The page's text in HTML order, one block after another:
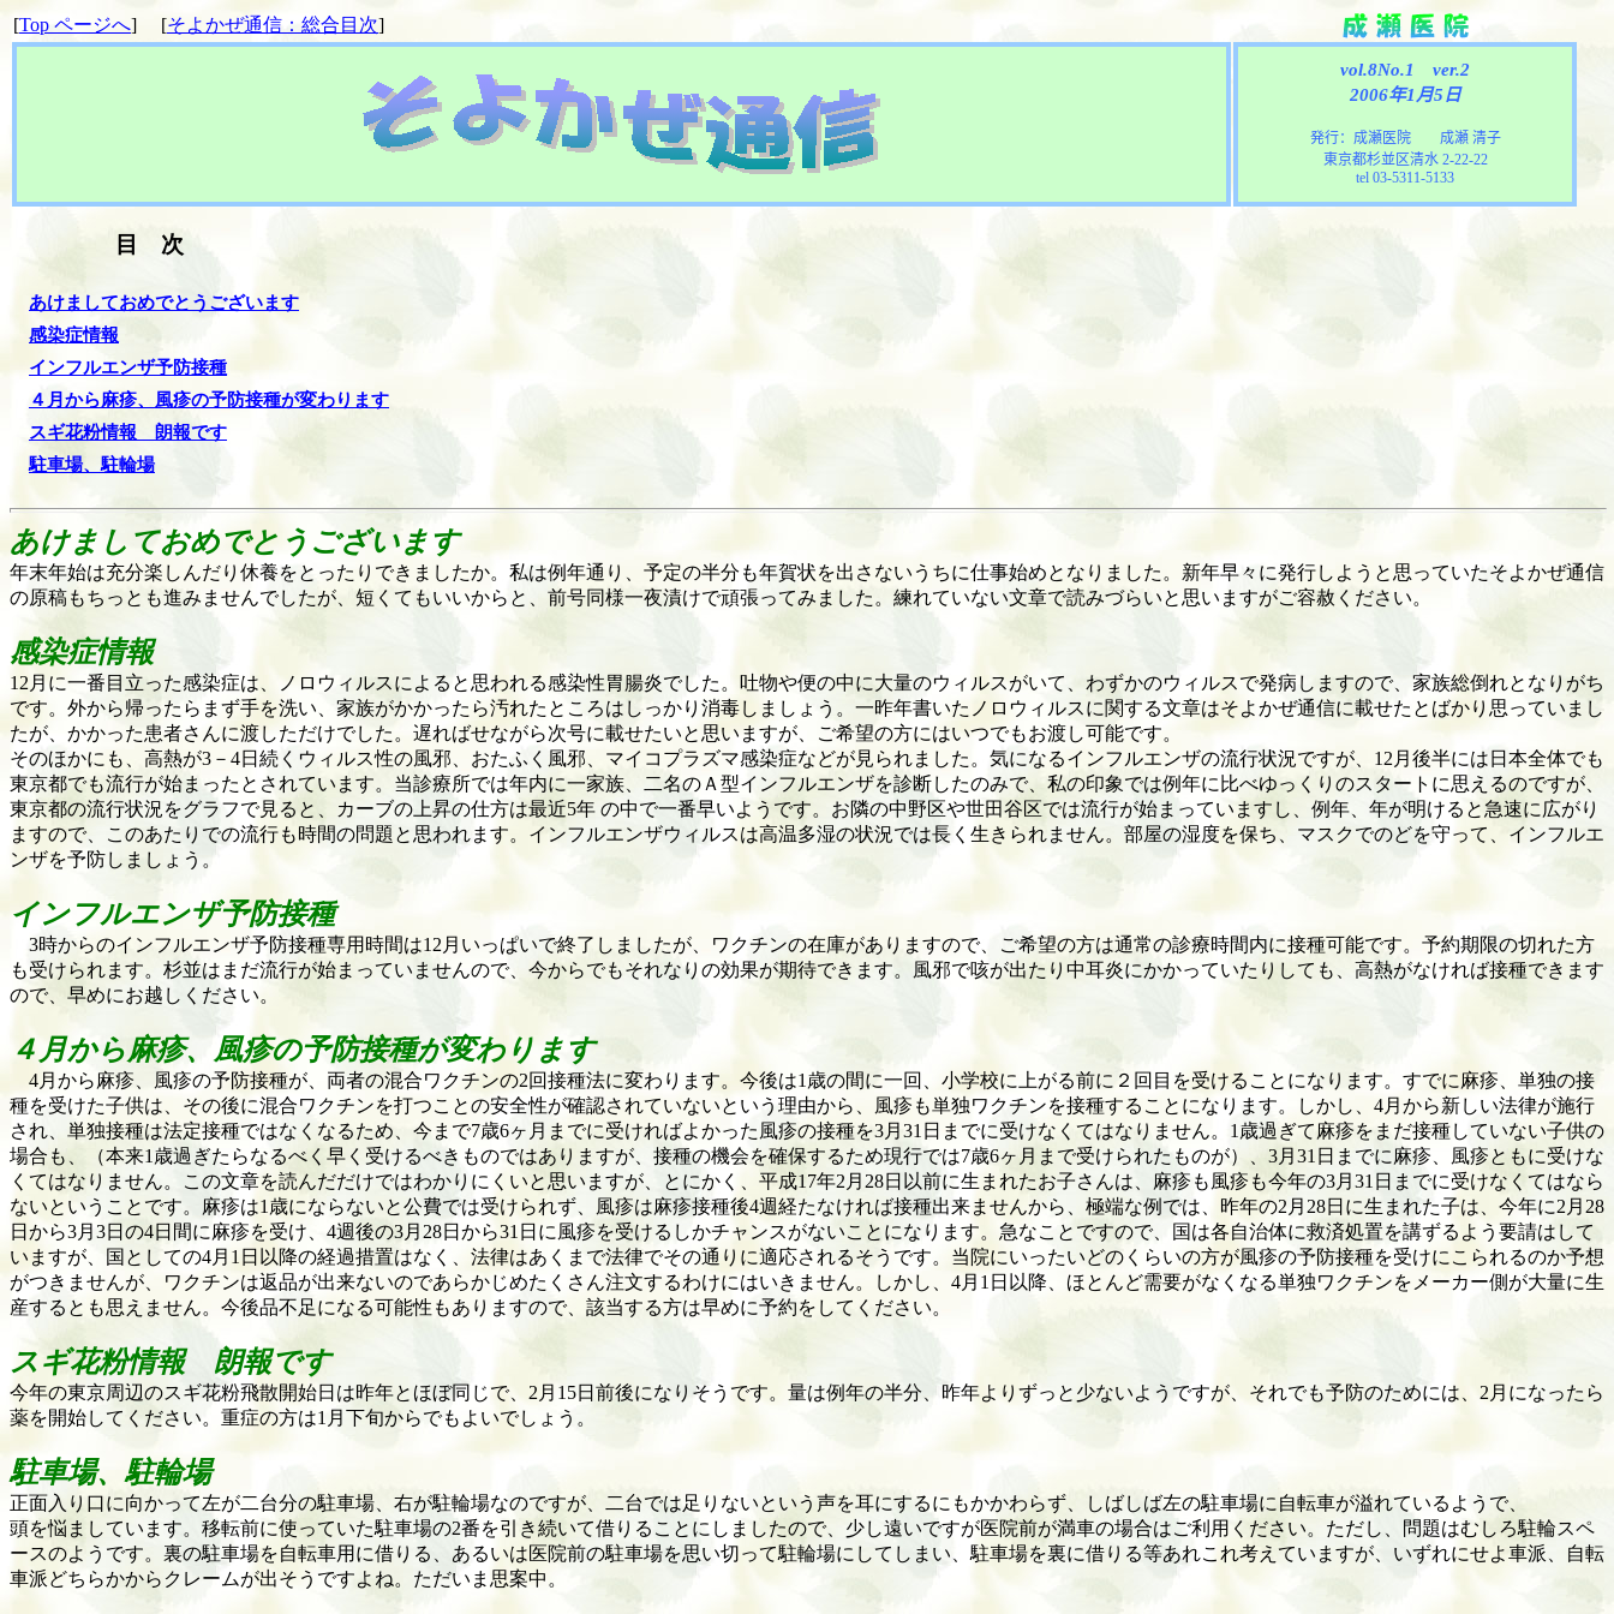
[Top ページへ] [そよかぜ通信：総合目次]
vol.8No.1 ver.2
2006年1月5 日
発行：成瀬医院 成瀬 清子
東京都杉並区清水2-22-22
tel 03-5311-5133
目 次
あけましておめでとうございます
感染症情報
インフルエンザ予防接種
４月から麻疹、風疹の予防接種が変わります
スギ花粉情報 朗報です
駐車場、駐輪場
あけましておめでとうございます
年末年始は充分楽しんだり休養をとったりできましたか。私は例年通り、予定の半分も年賀状を出さないうちに仕事始めとなりました。新年早々に発行しようと思っていたそよかぜ通信
の原稿もちっとも進みませんでしたが、短くてもいいからと、前号同様一夜漬けで頑張ってみました。練れていない文章で読みづらいと思いますがご容赦ください。
感染症情報
12 月に一番目立った感染症は、ノロウィルスによると思われる感染性胃腸炎でした。吐物や便の中に大量のウィルスがいて、わずかのウィルスで発病しますので、家族総倒れとなりがち
です。外から帰ったらまず手を洗い、家族がかかったら汚れたところはしっかり消毒しましょう。一昨年書いたノロウィルスに関する文章はそよかぜ通信に載せたとばかり思っていまし
たが、かかった患者さんに渡しただけでした。遅ればせながら次号に載せたいと思いますが、ご希望の方にはいつでもお渡し可能です。
そのほかにも、高熱が3 － 4日続くウィルス性の風邪、おたふく風邪、マイコプラズマ感染症などが見られました。気になるインフルエンザの流行状況ですが、 12 月後半には日本全体でも
東京都でも流行が始まったとされています。当診療所では年内に一家族、二名のＡ型インフルエンザを診断したのみで、私の印象では例年に比べゆっくりのスタートに思えるのですが、
東京都の流行状況をグラフで見ると、カーブの上昇の仕方は最近5年 の中で一番早いようです。お隣の中野区や世田谷区では流行が始まっていますし、例年、年が明けると急速に広がり
ますので、このあたりでの流行も時間の問題と思われます。インフルエンザウィルスは高温多湿の状況では長く生きられません。部屋の湿度を保ち、マスクでのどを守って、インフルエ
ンザを予防しましょう。
インフルエンザ予防接種
3時からのインフルエンザ予防接種専用時間は12 月いっぱいで終了しましたが、ワクチンの在庫がありますので、ご希望の方は通常の診療時間内に接種可能です。予約期限の切れた方
も受けられます。杉並はまだ流行が始まっていませんので、今からでもそれなりの効果が期待できます。風邪で咳が出たり中耳炎にかかっていたりしても、高熱がなければ接種できます
ので、早めにお越しください。
４月から麻疹、風疹の予防接種が変わります
4月から麻疹、風疹の予防接種が、両者の混合ワクチンの2回接種法に変わります。今後は1 歳の間に一回、小学校に上がる前に２回目を受けることになります。すでに麻疹、単独の接
種を受けた子供は、その後に混合ワクチンを打つことの安全性が確認されていないという理由から、風疹も単独ワクチンを接種することになります。しかし、 4月から新しい法律が施行
され、単独接種は法定接種ではなくなるため、今まで7歳6ヶ月までに受ければよかった風疹の接種を3月 31 日までに受けなくてはなりません。 1 歳過ぎて麻疹をまだ接種していない子供の
場合も、（本来1 歳過ぎたらなるべく早く受けるべきものではありますが、接種の機会を確保するため現行では7歳6ヶ月まで受けられたものが）、 3月 31 日までに麻疹、風疹ともに受けな
くてはなりません。この文章を読んだだけではわかりにくいと思いますが、とにかく、平成17年2 月 28日以前に生まれたお子さんは、麻疹も風疹も今年の3月 31 日までに受けなくてはなら
ないということです。麻疹は1 歳にならないと公費では受けられず、風疹は麻疹接種後4週経たなければ接種出来ませんから、極端な例では、昨年の2 月 28日に生まれた子は、今年に2 月 28
日から3月 3日の4日間に麻疹を受け、 4週後の3月 28日から31 日に風疹を受けるしかチャンスがないことになります。急なことですので、国は各自治体に救済処置を講ずるよう要請はして
いますが、国としての4月 1 日以降の経過措置はなく、法律はあくまで法律でその通りに適応されるそうです。当院にいったいどのくらいの方が風疹の予防接種を受けにこられるのか予想
がつきませんが、ワクチンは返品が出来ないのであらかじめたくさん注文するわけにはいきません。しかし、 4月 1 日以降、ほとんど需要がなくなる単独ワクチンをメーカー側が大量に生
産するとも思えません。今後品不足になる可能性もありますので、該当する方は早めに予約をしてください。
スギ花粉情報 朗報です
今年の東京周辺のスギ花粉飛散開始日は昨年とほぼ同じで、 2 月 15日前後になりそうです。量は例年の半分、昨年よりずっと少ないようですが、それでも予防のためには、 2 月になったら
薬を開始してください。重症の方は1 月下旬からでもよいでしょう。
駐車場、駐輪場
正面入り口に向かって左が二台分の駐車場、右が駐輪場なのですが、二台では足りないという声を耳にするにもかかわらず、しばしば左の駐車場に自転車が溢れているようで、
頭を悩ましています。移転前に使っていた駐車場の2番を引き続いて借りることにしましたので、少し遠いですが医院前が満車の場合はご利用ください。ただし、問題はむしろ駐輪スペ
ースのようです。裏の駐車場を自転車用に借りる、あるいは医院前の駐車場を思い切って駐輪場にしてしまい、駐車場を裏に借りる等あれこれ考えていますが、いずれにせよ車派、自転
車派どちらかからクレームが出そうですよね。ただいま思案中。